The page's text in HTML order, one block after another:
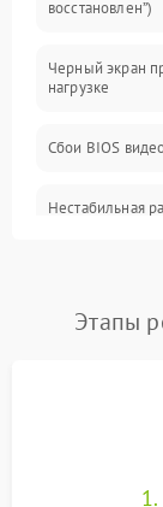
ПО
Электронные
Общие
восстановлен”)
Черный экран
нагрузке
Сбои BIOS
Нестабильная
Этапы